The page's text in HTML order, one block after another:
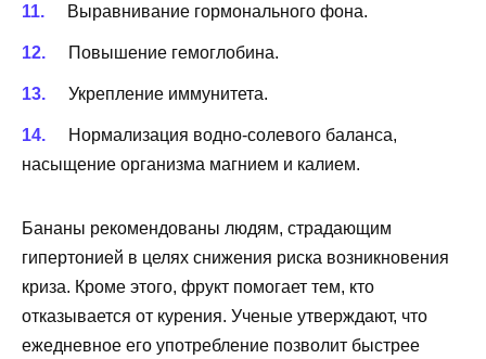
Выравнивание гормонального фона.
Повышение гемоглобина.
Укрепление иммунитета.
Нормализация водно-солевого баланса,
насыщение организма магнием и калием.
Бананы рекомендованы людям, страдающим
гипертонией в целях снижения риска возникновения
криза. Кроме этого, фрукт помогает тем, кто
отказывается от курения. Ученые утверждают, что
ежедневное его употребление позволит быстрее